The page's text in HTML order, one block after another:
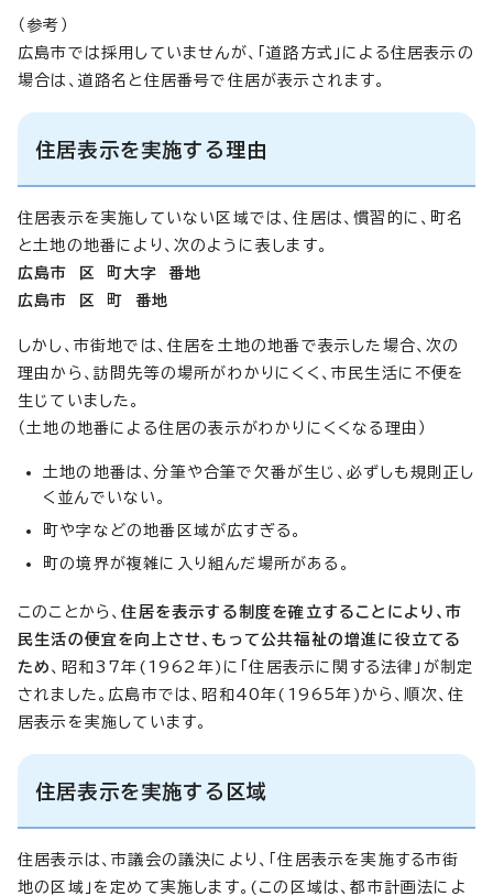
（参考）
広島市では採用していませんが、「道路方式」による住居表示の
場合は、道路名と住居番号で住居が表示されます。
住居表示を実施する理由
住居表示を実施していない区域では、住居は、慣習的に、町名
と土地の地番により、次のように表します。
広島市 区 町大字 番地
広島市 区 町 番地
しかし、市街地では、住居を土地の地番で表示した場合、次の
理由から、訪問先等の場所がわかりにくく、市民生活に不便を
生じていました。
（土地の地番による住居の表示がわかりにくくなる理由）
土地の地番は、分筆や合筆で欠番が生じ、必ずしも規則正し
く並んでいない。
町や字などの地番区域が広すぎる。
町の境界が複雑に入り組んだ場所がある。
このことから、住居を表示する制度を確立することにより、市
民生活の便宜を向上させ、もって公共福祉の増進に役立てる
ため 、昭和37年(1962年)に「住居表示に関する法律」が制定
されました。広島市では、昭和40年(1965年)から、順次、住
居表示を実施しています。
住居表示を実施する区域
住居表示は、市議会の議決により、「住居表示を実施する市街
地の区域」を定めて実施します。(この区域は、都市計画法によ